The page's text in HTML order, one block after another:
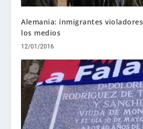
Alemania: inmigrantes
los medios
12/01/2016